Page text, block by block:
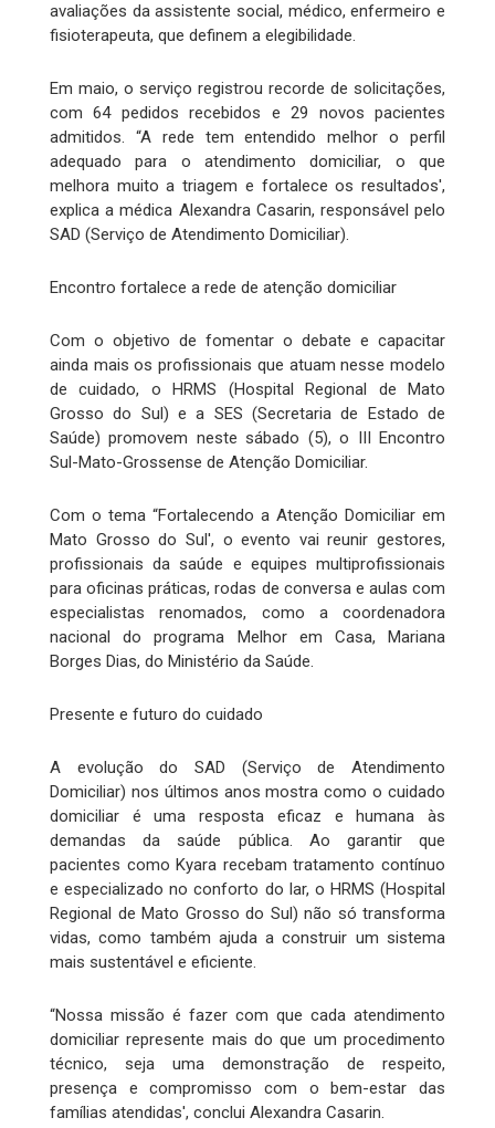
avaliações da assistente social, médico, enfermeiro e
fisioterapeuta, que definem a elegibilidade.
Em maio, o serviço registrou recorde de solicitações,
com 64 pedidos recebidos e 29 novos pacientes
admitidos. “A rede tem entendido melhor o perfil
adequado para o atendimento domiciliar, o que
melhora muito a triagem e fortalece os resultados',
explica a médica Alexandra Casarin, responsável pelo
SAD (Serviço de Atendimento Domiciliar).
Encontro fortalece a rede de atenção domiciliar
Com o objetivo de fomentar o debate e capacitar
ainda mais os profissionais que atuam nesse modelo
de cuidado, o HRMS (Hospital Regional de Mato
Grosso do Sul) e a SES (Secretaria de Estado de
Saúde) promovem neste sábado (5), o III Encontro
Sul-Mato-Grossense de Atenção Domiciliar.
Com o tema “Fortalecendo a Atenção Domiciliar em
Mato Grosso do Sul', o evento vai reunir gestores,
profissionais da saúde e equipes multiprofissionais
para oficinas práticas, rodas de conversa e aulas com
especialistas renomados, como a coordenadora
nacional do programa Melhor em Casa, Mariana
Borges Dias, do Ministério da Saúde.
Presente e futuro do cuidado
A evolução do SAD (Serviço de Atendimento
Domiciliar) nos últimos anos mostra como o cuidado
domiciliar é uma resposta eficaz e humana às
demandas da saúde pública. Ao garantir que
pacientes como Kyara recebam tratamento contínuo
e especializado no conforto do lar, o HRMS (Hospital
Regional de Mato Grosso do Sul) não só transforma
vidas, como também ajuda a construir um sistema
mais sustentável e eficiente.
“Nossa missão é fazer com que cada atendimento
domiciliar represente mais do que um procedimento
técnico, seja uma demonstração de respeito,
presença e compromisso com o bem-estar das
famílias atendidas', conclui Alexandra Casarin.